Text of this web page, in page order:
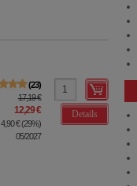
23
17,19 €
12,29 €
4,90 €(29%)
05/2027
Details